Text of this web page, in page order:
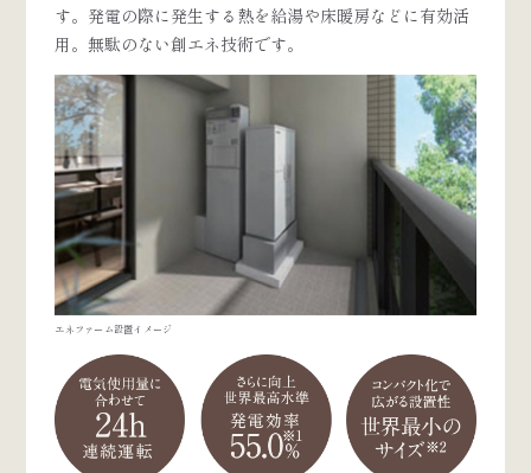
す。発電の際に発生する熱を給湯や床暖房などに有効活
用。無駄のない創エネ技術です。
エネファーム設置イメージ